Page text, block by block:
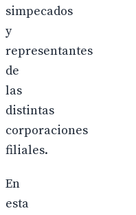
simpecados
y
representantes
de
las
distintas
corporaciones
filiales.
En
esta